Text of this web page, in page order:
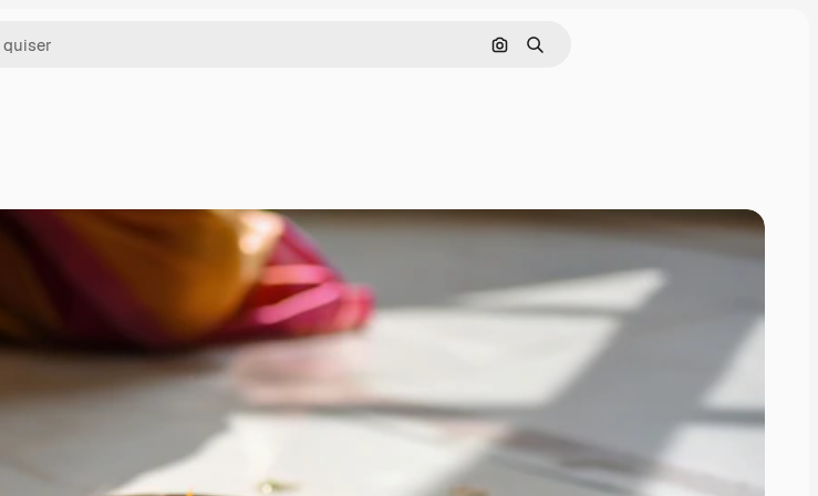
Pesquisar por imagem
Buscar